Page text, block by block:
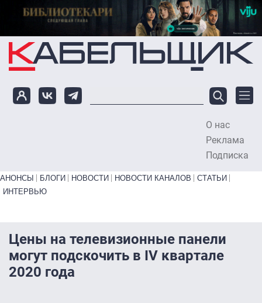
Перейти к основному содержанию
О нас
Реклама
Подписка
Primary links bottom
АНОНСЫ БЛОГИ НОВОСТИ НОВОСТИ КАНАЛОВ
СТАТЬИ
ИНТЕРВЬЮ
Цены на телевизионные панели
могут подскочить в IV квартале
2020 года